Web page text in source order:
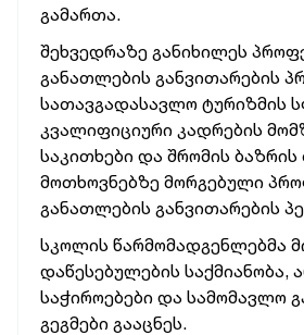
გამართა.
შეხვედრაზე განიხილეს
განათლების განვითარების
სათავგადასავლო ტურიზმის
კვალიფიციური კადრების
საკითხები და შრომის
მოთხოვნებზე მორგებული
განათლების განვითარების
სკოლის წარმომადგენლებმა
დაწესებულების საქმიანობა,
საჭიროებები და სამომავლო
გეგმები გააცნეს.